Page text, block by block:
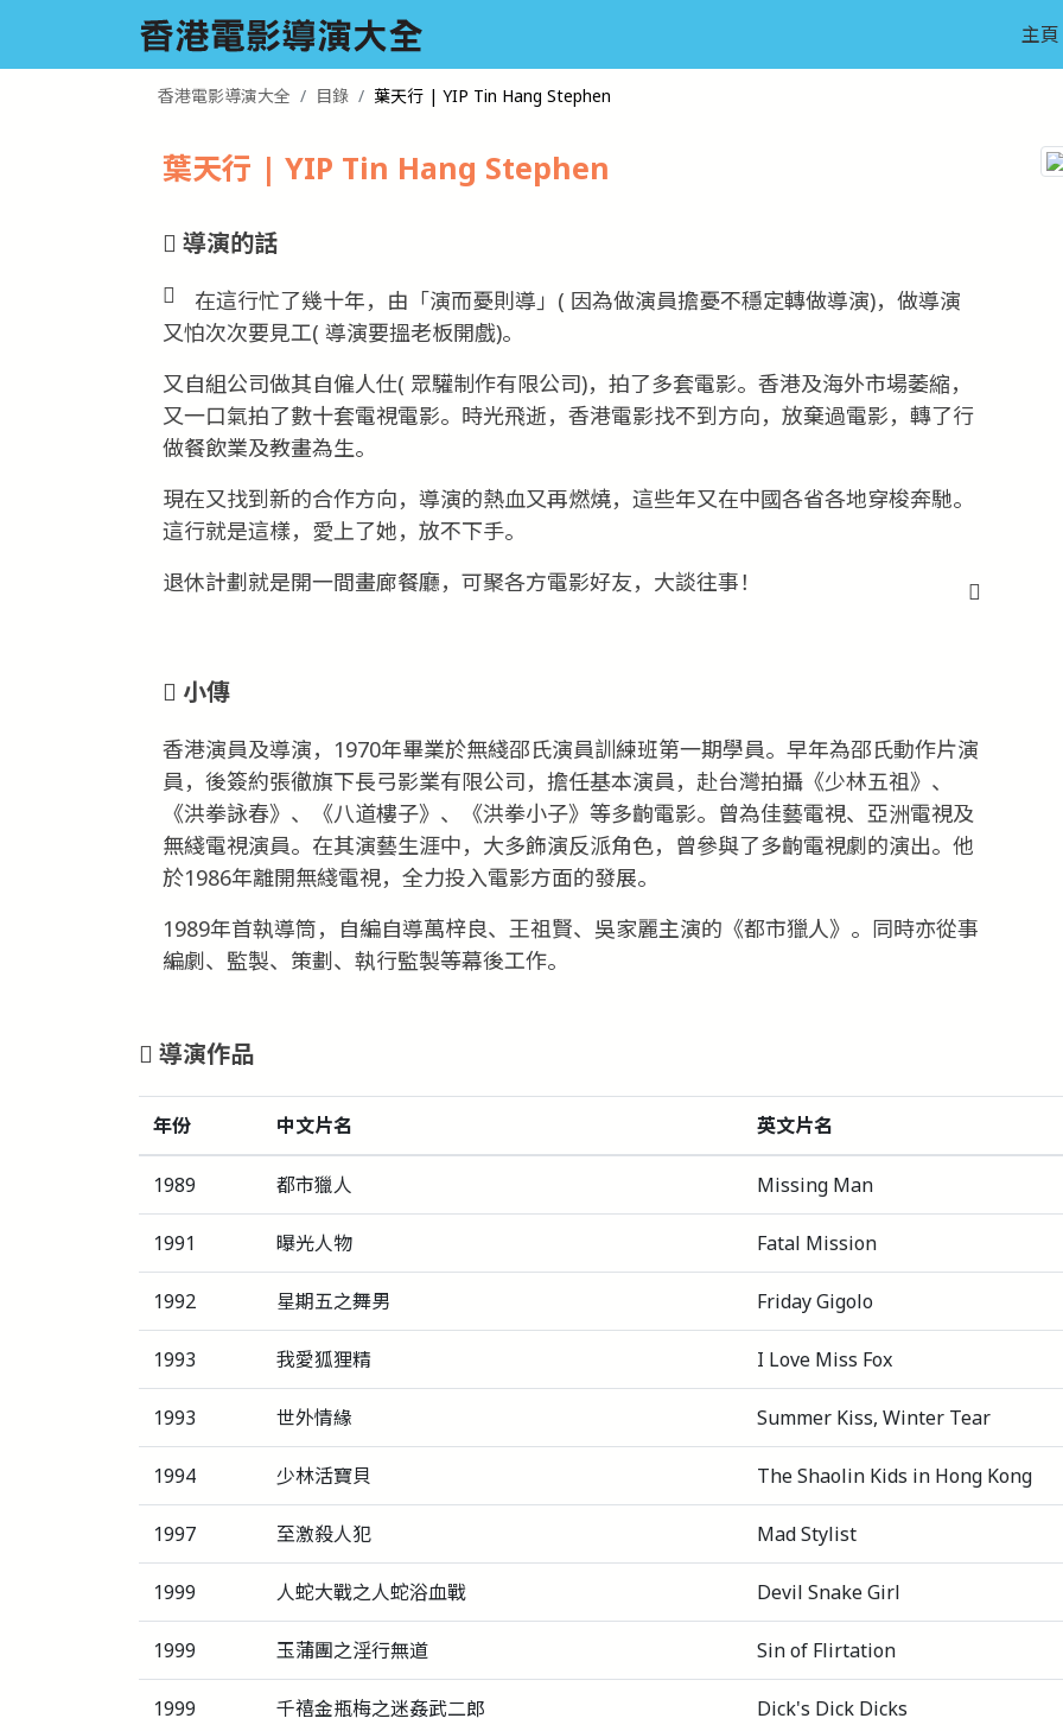
主頁
香港電影導演大全 目錄 葉天行 | YIP Tin Hang Stephen
葉天行 | YIP Tin Hang Stephen
導演的話
在這行忙了幾十年，由「演而憂則導」( 因為做演員擔憂不穩定轉做導演)，做導演
又怕次次要見工( 導演要搵老板開戲)。
又自組公司做其自僱人仕( 眾驩制作有限公司)，拍了多套電影。香港及海外市場萎縮，
又一口氣拍了數十套電視電影。時光飛逝，香港電影找不到方向，放棄過電影，轉了行
做餐飲業及教畫為生。
現在又找到新的合作方向，導演的熱血又再燃燒，這些年又在中國各省各地穿梭奔馳。
這行就是這樣，愛上了她，放不下手。
退休計劃就是開一間畫廊餐廳，可聚各方電影好友，大談往事！
小傳
香港演員及導演，1970年畢業於無綫邵氏演員訓練班第一期學員。早年為邵氏動作片演
員，後簽約張徹旗下長弓影業有限公司，擔任基本演員，赴台灣拍攝《少林五祖》、
《洪拳詠春》、《八道樓子》、《洪拳小子》等多齣電影。曾為佳藝電視、亞洲電視及
無綫電視演員。在其演藝生涯中，大多飾演反派角色，曾參與了多齣電視劇的演出。他
於1986年離開無綫電視，全力投入電影方面的發展。
1989年首執導筒，自編自導萬梓良、王祖賢、吳家麗主演的《都市獵人》。同時亦從事
編劇、監製、策劃、執行監製等幕後工作。
導演作品
年份 中文片名 英文片名
1989 都市獵人 Missing Man
1991 曝光人物 Fatal Mission
1992 星期五之舞男 Friday Gigolo
1993 我愛狐狸精 I Love Miss Fox
1993 世外情緣 Summer Kiss, Winter Tear
1994 少林活寶貝 The Shaolin Kids in Hong Kong
1997 至激殺人犯 Mad Stylist
1999 人蛇大戰之人蛇浴血戰 Devil Snake Girl
1999 玉蒲團之淫行無道 Sin of Flirtation
1999 千禧金瓶梅之迷姦武二郎 Dick's Dick Dicks